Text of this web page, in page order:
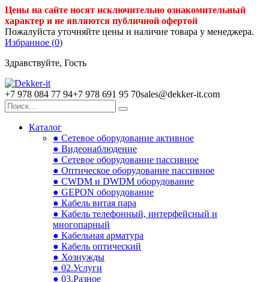
Цены на сайте носят исключительно ознакомительный
характер и не являются публичной офертой
Пожалуйста уточняйте цены и наличие товара у менеджера.
Избранное (0)
Здравствуйте, Гость
+7 978 084 77 94+7 978 691 95 70sales@dekker-it.com
Каталог
● Сетевое оборудование активное
● Видеонаблюдение
● Сетевое оборудование пассивное
● Оптическое оборудование пассивное
● CWDM и DWDM оборудование
● GEPON оборудование
● Кабель витая пара
● Кабель телефонный, интерфейсный и
многопарный
● Кабельная арматура
● Кабель оптический
● Хознужды
● 02.Услуги
● 03.Разное